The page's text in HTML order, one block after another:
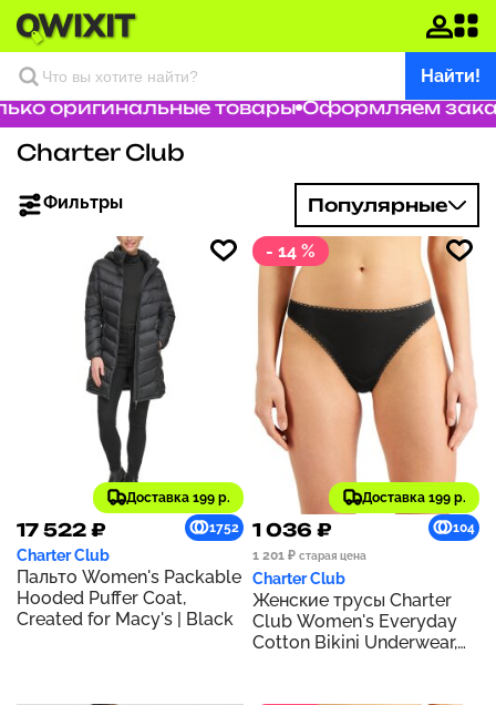
Найти!
оригинальные товары Оформляем заказ
Charter Club
Фильтры Популярные
Доставка 199 р.
17 522 ₽ 1752
Charter Club
Пальто Women's Packable
Hooded Puffer Coat,
Created for Macy's | Black
- 14 %
Доставка 199 р.
1 036 ₽
104
1 201 ₽ старая цена
Charter Club
Женские трусы Charter
Club Women's Everyday
Cotton Bikini Underwear,